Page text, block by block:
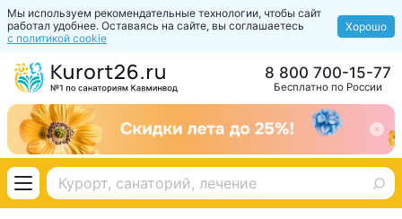
Мы используем рекомендательные технологии, чтобы сайт
работал удобнее. Оставаясь на сайте, вы соглашаетесь
с политикой cookie
Хорошо
Бесплатно по России
8 800 700-15-77